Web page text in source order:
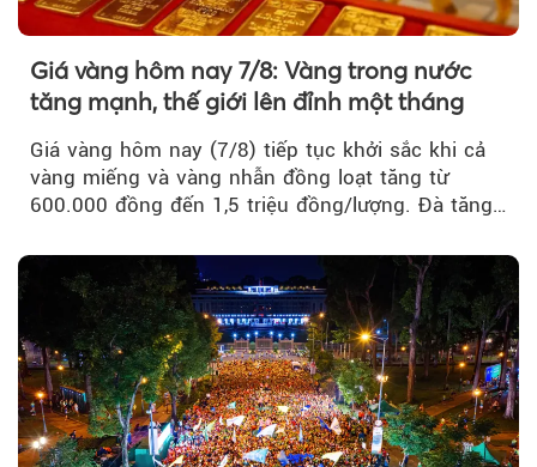
Giá vàng hôm nay 7/8: Vàng trong nước
tăng mạnh, thế giới lên đỉnh một tháng
Giá vàng hôm nay (7/8) tiếp tục khởi sắc khi cả
vàng miếng và vàng nhẫn đồng loạt tăng từ
600.000 đồng đến 1,5 triệu đồng/lượng. Đà tăng
vàng thế giới bứt phá lên mức cao nhất trong
một tháng.